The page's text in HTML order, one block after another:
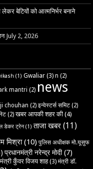
बेटियों को आत्मनिर्भर बनाने
July 2, 2026
(1) Gwaliar (3) n (2)
mantri (2) news
chouhan (2) इन्वेस्टर्स समिट (2)
(2) खबर आपकी शहर की (4)
डेकर ट्रेन(1) ताजा खबर (11)
मिश्रा(10) पुलिस अधीक्षक मो.यूसुफ
प्रधानमंत्री नरेन्द्र मोदी(7)
मंत्री कुँवर विजय शाह(3) मंत्री डॉ.